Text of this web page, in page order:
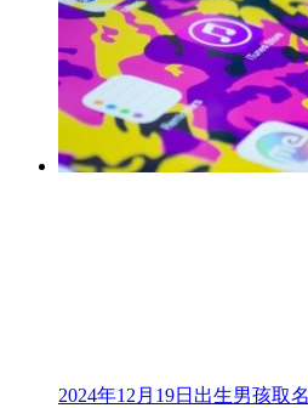
2024年12月19日出生男孩取